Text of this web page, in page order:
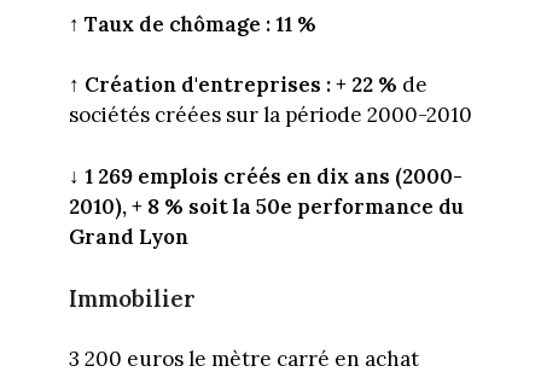
↑ Taux de chômage : 11 %
↑ Création d'entreprises : + 22 % de
sociétés créées sur la période 2000-2010
↓ 1 269 emplois créés en dix ans (2000-
2010), + 8 % soit la 50e performance du
Grand Lyon
Immobilier
3 200 euros le mètre carré en achat